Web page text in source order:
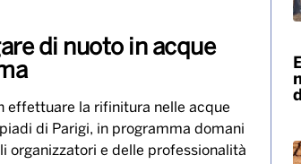
di nuoto in acque
effettuare la rifinitura nelle acque
di Parigi, in programma domani
organizzatori e delle professionalità